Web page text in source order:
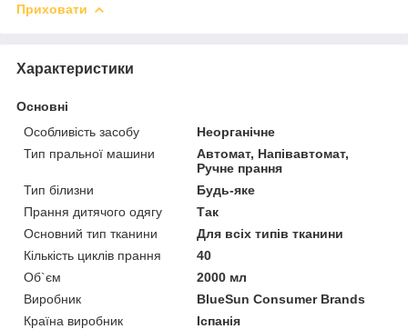
Приховати
Характеристики
Основні
Особливість засобу
Неорганічне
Тип пральної машини
Автомат, Напівавтомат,
Ручне прання
Тип білизни
Будь-яке
Прання дитячого одягу
Так
Основний тип тканини
Для всіх типів тканини
Кількість циклів прання
40
Об`єм
2000 мл
Виробник
BlueSun Consumer Brands
Країна виробник
Іспанія